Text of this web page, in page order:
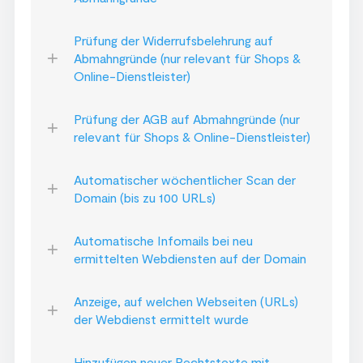
Prüfung der Widerrufsbelehrung auf
Abmahngründe (nur relevant für Shops &
Online-Dienstleister)
Prüfung der AGB auf Abmahngründe (nur
relevant für Shops & Online-Dienstleister)
Automatischer wöchentlicher Scan der
Domain (bis zu 100 URLs)
Automatische Infomails bei neu
ermittelten Webdiensten auf der Domain
Anzeige, auf welchen Webseiten (URLs)
der Webdienst ermittelt wurde